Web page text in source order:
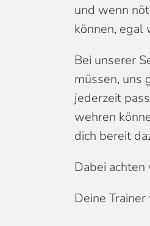
und wenn
können, egal
Bei unserer
müssen, uns
jederzeit
wehren
dich bereit
Dabei
Deine